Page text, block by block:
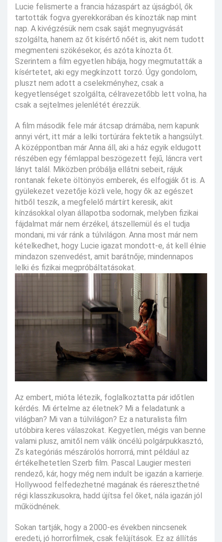
Lucie felismerte a francia házaspárt az újságból, ők
tartották fogva gyerekkorában és kínozták nap mint
nap. A kivégzésük nem csak saját megnyugvását
szolgálta, hanem az őt kísértő nőét is, akit nem tudott
megmenteni szökésekor, és azóta kínozta őt.
Szerintem a film egyetlen hibája, hogy megmutatták a
kísértetet, aki egy megkínzott torzó. Úgy gondolom,
pluszt nem adott a cselekményhez, csak a
kegyetlenséget szolgálta, célravezetőbb lett volna, ha
csak a sejtelmes jelenlétét érezzük.
A film második fele már átcsap drámába, nem kapunk
annyi vért, itt már a lelki tortúrára fektetik a hangsúlyt.
A középpontban már Anna áll, aki a ház egyik eldugott
részében egy fémlappal beszögezett fejű, láncra vert
lányt talál. Miközben próbálja ellátni sebeit, rájuk
rontanak fekete öltönyös emberek, és elfogják őt is. A
gyülekezet vezetője közli vele, hogy ők az egészet
hitből teszik, a megfelelő mártírt keresik, akit
kínzásokkal olyan állapotba sodornak, melyben fizikai
fájdalmat már nem érzékel, átszellemül és el tudja
mondani, mi vár ránk a túlvilágon. Anna most már nem
kételkedhet, hogy Lucie igazat mondott-e, át kell élnie
mindazon szenvedést, amit barátnője; mindennapos
lelki és fizikai megpróbáltatásokat.
Az embert, mióta létezik, foglalkoztatta pár időtlen
kérdés. Mi értelme az életnek? Mi a feladatunk a
világban? Mi van a túlvilágon? Ez a naturalista film
utóbbira keres válaszokat. Kegyetlen, mégis van benne
valami plusz, amitől nem válik öncélú polgárpukkasztó,
Zs kategóriás mészárolós horrorrá, mint például az
értékelhetetlen Szerb film. Pascal Laugier mesteri
rendező, kár, hogy még nem indult be igazán a karrierje.
Hollywood felfedezhetné magának és ráereszthetné
régi klasszikusokra, hadd újítsa fel őket, nála igazán jól
működnének.
Sokan tartják, hogy a 2000-es években nincsenek
eredeti, jó horrorfilmek, csak felújítások. Ez az állítás